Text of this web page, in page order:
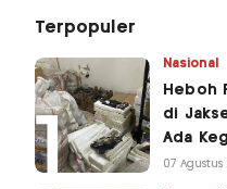
Terpopuler
Nasional
Heboh
di
Ada
07